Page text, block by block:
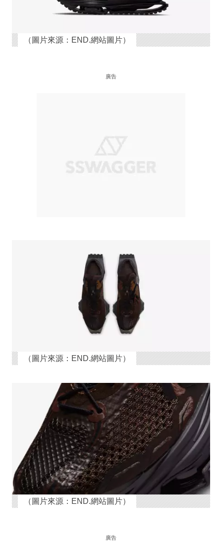
（圖片來源：END.網站圖片）
廣告
（圖片來源：END.網站圖片）
（圖片來源：END.網站圖片）
廣告